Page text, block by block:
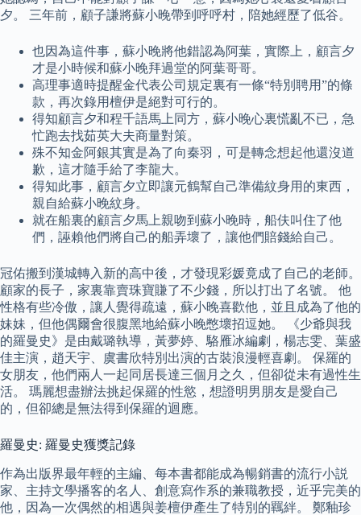
夕。 三年前，顧子謙將蘇小晚帶到呼呼村，陪她經歷了低谷。
也因為這件事，蘇小晚將他錯認為阿葉，實際上，顧言夕
才是小時候和蘇小晚拜過堂的阿葉哥哥。
高理事適時提醒金代表公司規定裏有一條“特別聘用”的條
款，再次錄用檀伊是絕對可行的。
得知顧言夕和程千語馬上同方，蘇小晚心裏慌亂不已，急
忙跑去找茹英大夫商量對策。
殊不知金阿銀其實是為了向秦羽，可是轉念想起他還沒道
歉，這才隨手給了李龍大。
得知此事，顧言夕立即讓元鶴幫自己準備紋身用的東西，
親自給蘇小晚紋身。
就在船裏的顧言夕馬上親吻到蘇小晚時，船伕叫住了他
們，誣賴他們將自己的船弄壞了，讓他們賠錢給自己。
冠佑搬到漢城轉入新的高中後，才發現彩媛竟成了自己的老師。
顧家的長子，家裏靠賣珠寶賺了不少錢，所以打出了名號。 他
性格有些冷傲，讓人覺得疏遠，蘇小晚喜歡他，並且成為了他的
妹妹，但他偶爾會很腹黑地給蘇小晚憋壞招逗她。 《少爺與我
的羅曼史》是由戴璐執導，黃夢婷、駱雁冰編劇，楊志雯、葉盛
佳主演，趙天宇、虞書欣特別出演的古裝浪漫輕喜劇。 保羅的
女朋友，他們兩人一起同居長達三個月之久，但卻從未有過性生
活。 瑪麗想盡辦法挑起保羅的性慾，想證明男朋友是愛自己
的，但卻總是無法得到保羅的迴應。
羅曼史: 羅曼史獲獎記錄
作為出版界最年輕的主編、每本書都能成為暢銷書的流行小説
家、主持文學播客的名人、創意寫作系的兼職教授，近乎完美的
他，因為一次偶然的相遇與姜檀伊產生了特別的羈絆。 鄭釉珍